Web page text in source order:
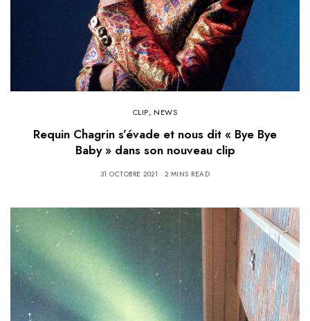
CLIP, NEWS
Requin Chagrin s’évade et nous dit « Bye Bye
Baby » dans son nouveau clip
31 OCTOBRE 2021 2 MINS READ